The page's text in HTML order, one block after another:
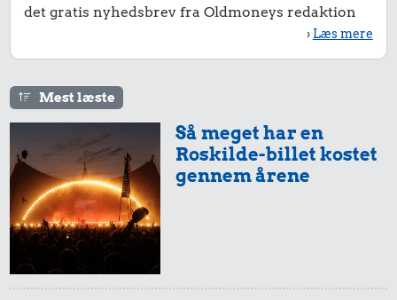
det gratis nyhedsbrev fra Oldmoneys redaktion
› Læs mere
Mest læste
Så meget har en
Roskilde-billet kostet
gennem årene